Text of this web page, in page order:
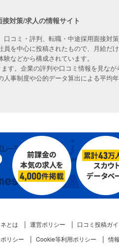
対策/求人の情報サイト
コミ・評判、転職・中途採用面接対
を中心に投稿されたもので、月給
などから構成されています。
。企業の評判や口コミ情報を見なが
事制度や公的データ算出による平均
とは 運営ポリシー 口コミ投稿ガ
リシー Cookie等利用ポリシー 情